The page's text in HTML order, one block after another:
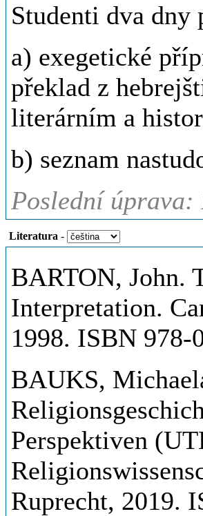
Studenti dva dny
a) exegetické
překlad z
literárním a
b) seznam
Poslední
Literatura -
BARTON, John.
Interpretation.
1998. ISBN 978-
BAUKS,
Perspektiven
Ruprecht, 2019.